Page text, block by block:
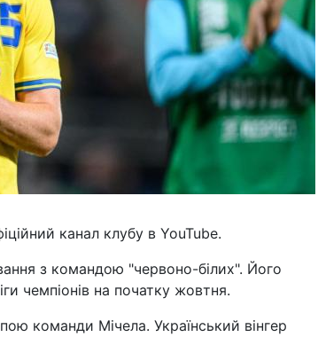
канал клубу в YouTube.
з командою "червоно-білих". Його
чемпіонів на початку жовтня.
команди Мічела. Український вінгер